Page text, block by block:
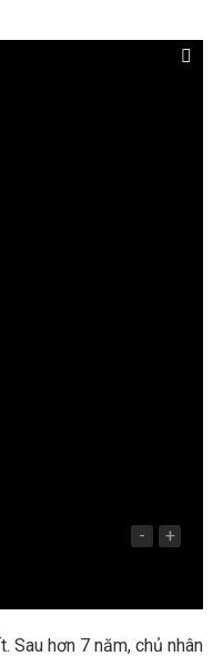
- +
Sau hơn 7 năm, chủ nhân